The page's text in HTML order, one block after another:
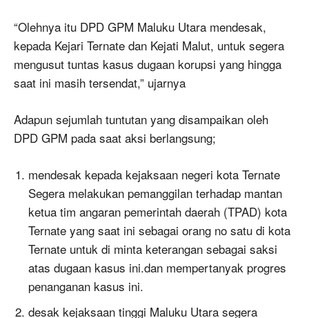
“Olehnya itu DPD GPM Maluku Utara mendesak,
kepada Kejari Ternate dan Kejati Malut, untuk segera
mengusut tuntas kasus dugaan korupsi yang hingga
saat ini masih tersendat,” ujarnya
Adapun sejumlah tuntutan yang disampaikan oleh
DPD GPM pada saat aksi berlangsung;
mendesak kepada kejaksaan negeri kota Ternate
Segera melakukan pemanggilan terhadap mantan
ketua tim angaran pemerintah daerah (TPAD) kota
Ternate yang saat ini sebagai orang no satu di kota
Ternate untuk di minta keterangan sebagai saksi
atas dugaan kasus ini.dan mempertanyak progres
penanganan kasus ini.
desak kejaksaan tinggi Maluku Utara segera